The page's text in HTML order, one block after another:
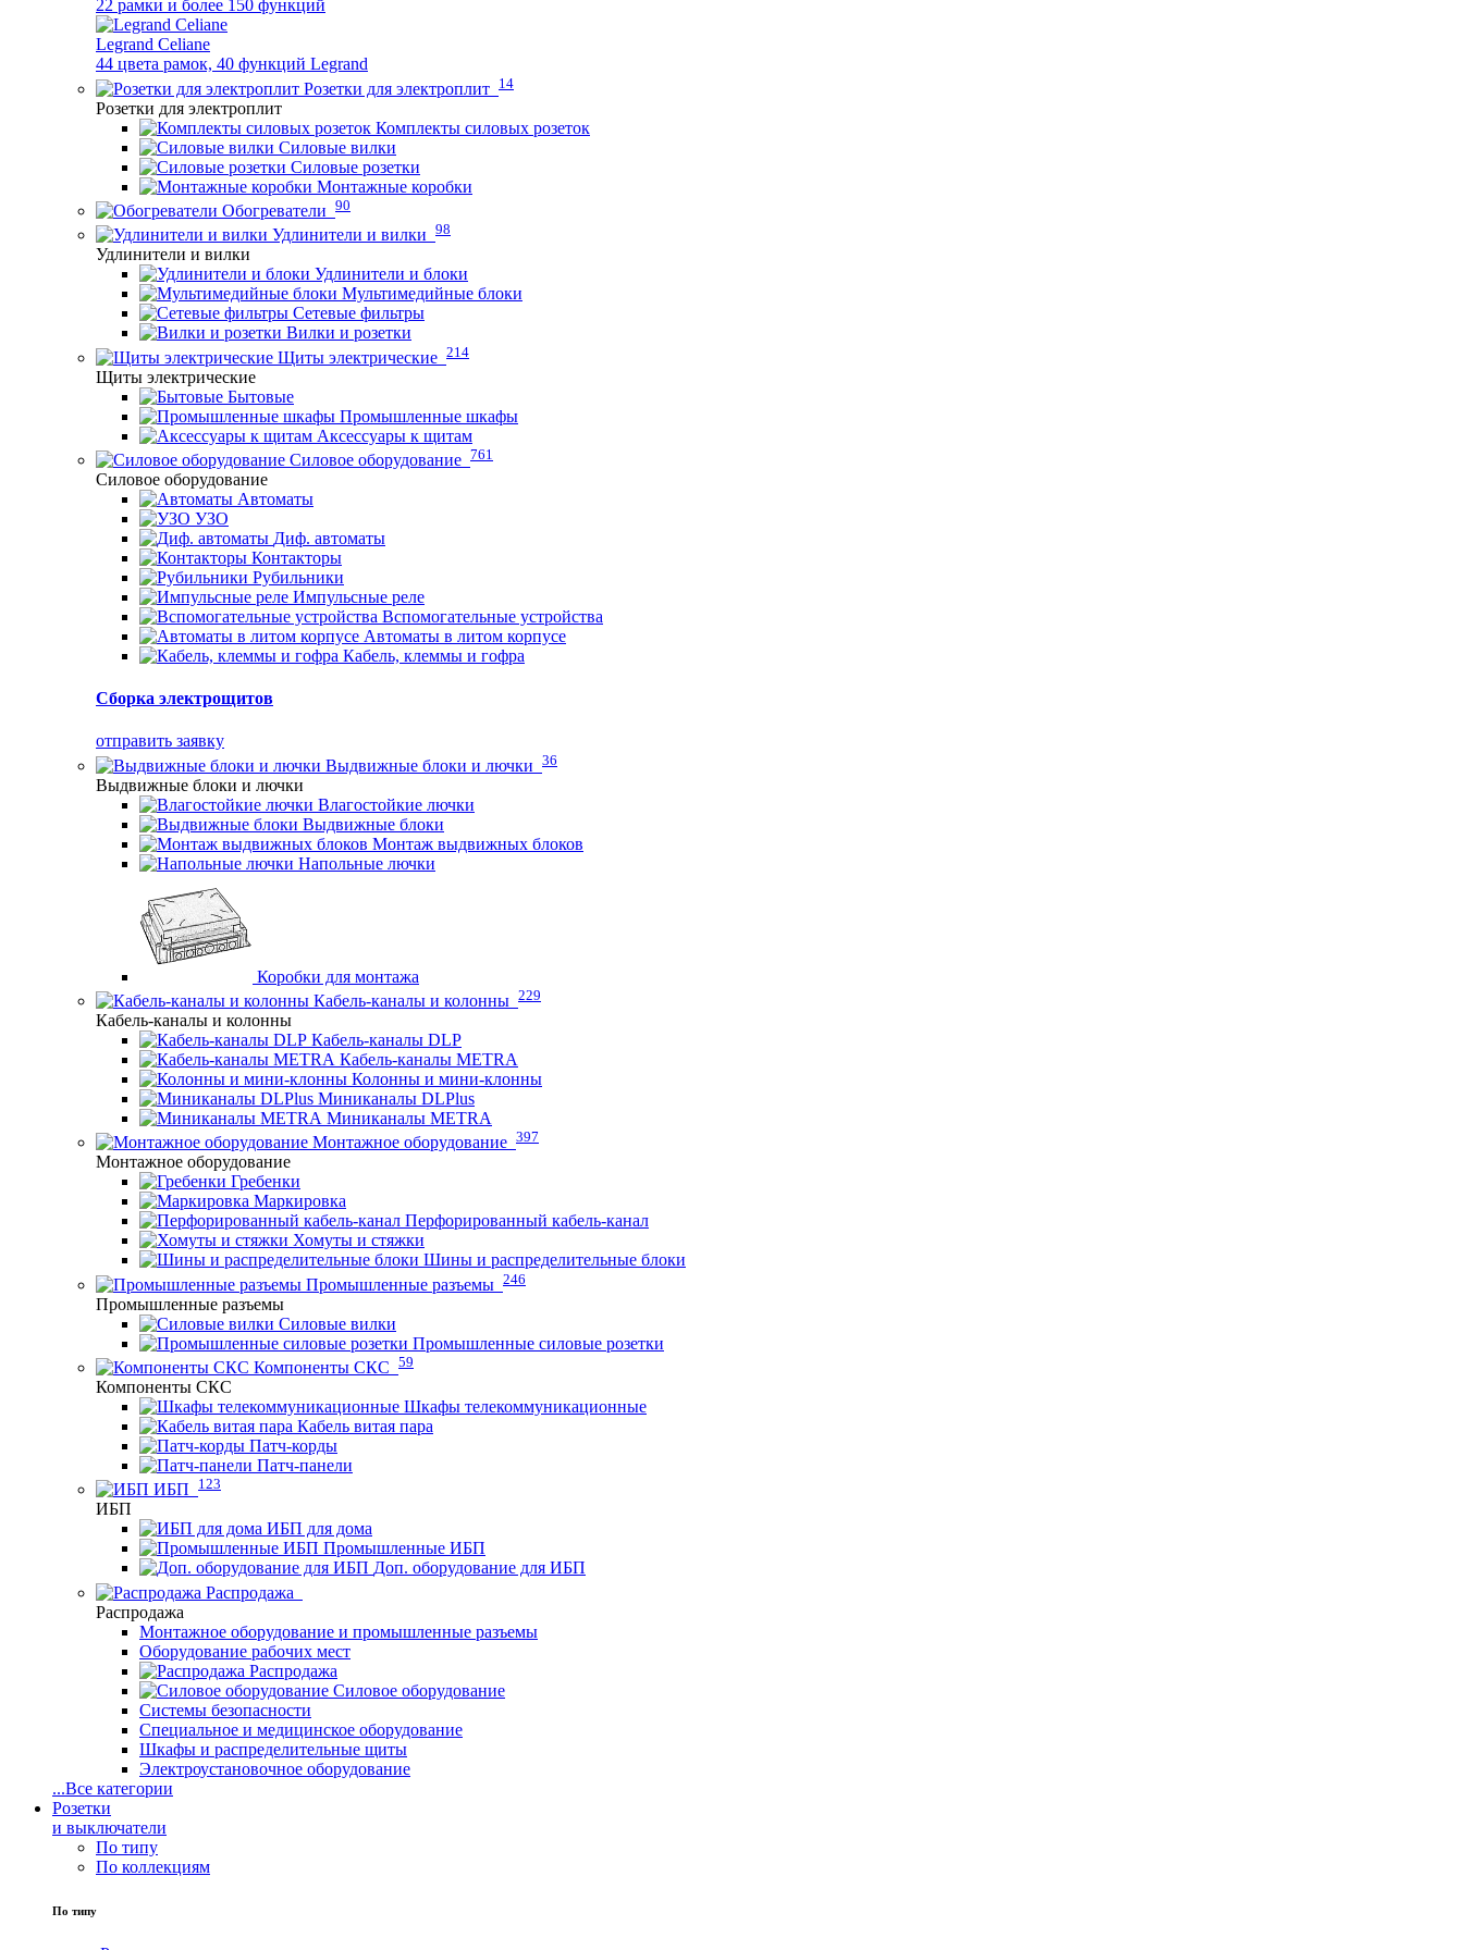
22 рамки и более 150 функций
Legrand Celiane
44 цвета рамок, 40 функций Legrand
Розетки для электроплит 14
Розетки для электроплит
Комплекты силовых розеток
Силовые вилки
Силовые розетки
Монтажные коробки
Обогреватели 90
Удлинители и вилки 98
Удлинители и вилки
Удлинители и блоки
Мультимедийные блоки
Сетевые фильтры
Вилки и розетки
Щиты электрические 214
Щиты электрические
Бытовые
Промышленные шкафы
Аксессуары к щитам
Силовое оборудование 761
Силовое оборудование
Автоматы
УЗО
Диф. автоматы
Контакторы
Рубильники
Импульсные реле
Вспомогательные устройства
Автоматы в литом корпусе
Кабель, клеммы и гофра
Сборка электрощитов
отправить заявку
Выдвижные блоки и лючки 36
Выдвижные блоки и лючки
Влагостойкие лючки
Выдвижные блоки
Монтаж выдвижных блоков
Напольные лючки
Коробки для монтажа
Кабель-каналы и колонны 229
Кабель-каналы и колонны
Кабель-каналы DLP
Кабель-каналы METRA
Колонны и мини-клонны
Миниканалы DLPlus
Миниканалы METRA
Монтажное оборудование 397
Монтажное оборудование
Гребенки
Маркировка
Перфорированный кабель-канал
Хомуты и стяжки
Шины и распределительные блоки
Промышленные разъемы 246
Промышленные разъемы
Силовые вилки
Промышленные силовые розетки
Компоненты СКС 59
Компоненты СКС
Шкафы телекоммуникационные
Кабель витая пара
Патч-корды
Патч-панели
ИБП
123
ИБП
ИБП для дома
Промышленные ИБП
Доп. оборудование для ИБП
Распродажа
Распродажа
Монтажное оборудование и промышленные разъемы
Оборудование рабочих мест
Распродажа
Силовое оборудование
Системы безопасности
Специальное и медицинское оборудование
Шкафы и распределительные щиты
Электроустановочное оборудование
...Все категории
Розетки
и выключатели
По типу
По коллекциям
По типу